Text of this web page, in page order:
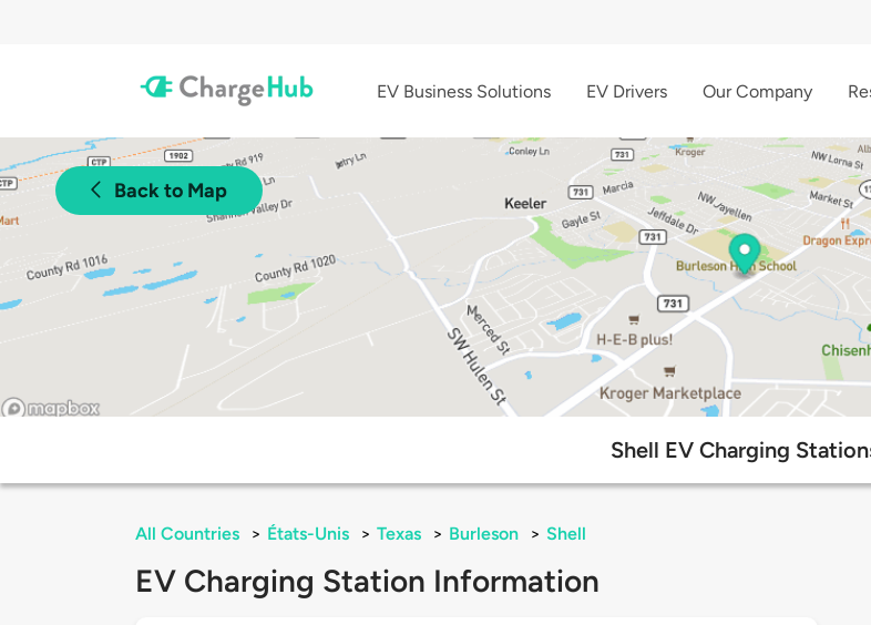
EV Business Solutions EV Drivers Our Company
Back to Map
Shell EV Charging
All Countries > États-Unis > Texas > Burleson > Shell
EV Charging Station Information